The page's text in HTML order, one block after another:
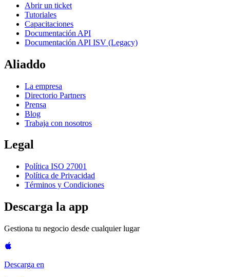
Abrir un ticket
Tutoriales
Capacitaciones
Documentación API
Documentación API ISV (Legacy)
Aliaddo
La empresa
Directorio Partners
Prensa
Blog
Trabaja con nosotros
Legal
Política ISO 27001
Política de Privacidad
Términos y Condiciones
Descarga la app
Gestiona tu negocio desde cualquier lugar
Descarga en